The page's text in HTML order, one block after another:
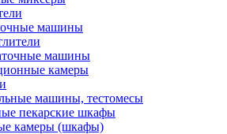
машины
машины
камеры
машины, тестомесы
пекарские шкафы
камеры (шкафы)